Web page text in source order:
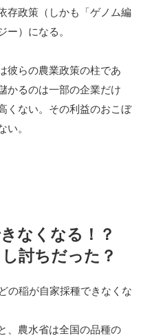
存政策（しかも「ゲノム編
ー）になる。
彼らの農業政策の柱であ
かるのは一部の企業だけ
くない。その利益のおこぼ
い。
なくなる！？
討ちだった？
の稲が自家採種できなくな
、農水省は全国の品種の